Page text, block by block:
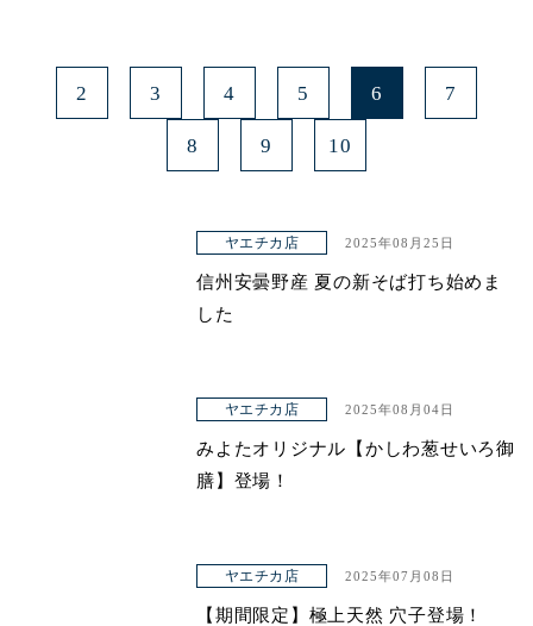
2 3 4 5 6 7
8 9 10
ヤエチカ店 2025年08月25日
信州安曇野産 夏の新そば打ち始めま
した
ヤエチカ店 2025年08月04日
みよたオリジナル【かしわ葱せいろ御
膳】登場！
ヤエチカ店 2025年07月08日
【期間限定】極上天然 穴子登場！